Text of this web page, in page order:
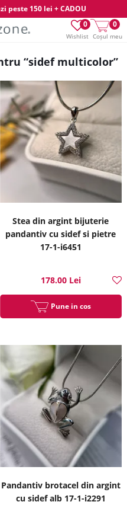
peste 150 lei + CADOU
Wishlist
0
Coșul meu
0
“sidef multicolor”
Stea din argint bijuterie
pandantiv cu sidef si pietre
17-1-i6451
178.00 Lei
Pune in cos
Pandantiv brotacel din argint
cu sidef alb 17-1-i2291